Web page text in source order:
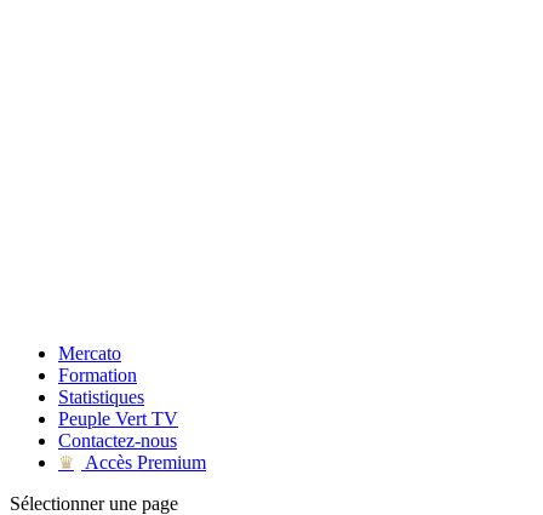
Mercato
Formation
Statistiques
Peuple Vert TV
Contactez-nous
♛
Accès Premium
Sélectionner une page